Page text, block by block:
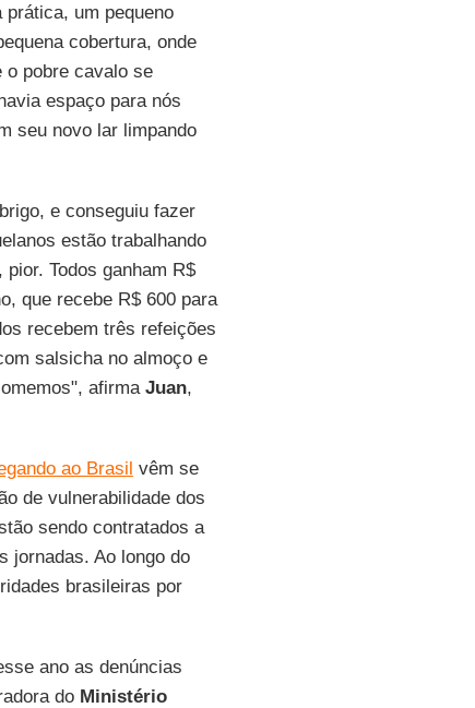
um pequeno
cobertura, onde
o pobre cavalo se
espaço para nós
seu novo lar limpando
e conseguiu fazer
estão trabalhando
Todos ganham R$
que recebe R$ 600 para
recebem três refeições
salsicha no almoço e
afirma Juan,
ao Brasil vêm se
de vulnerabilidade dos
sendo contratados a
jornadas. Ao longo do
brasileiras por
ano as denúncias
do Ministério